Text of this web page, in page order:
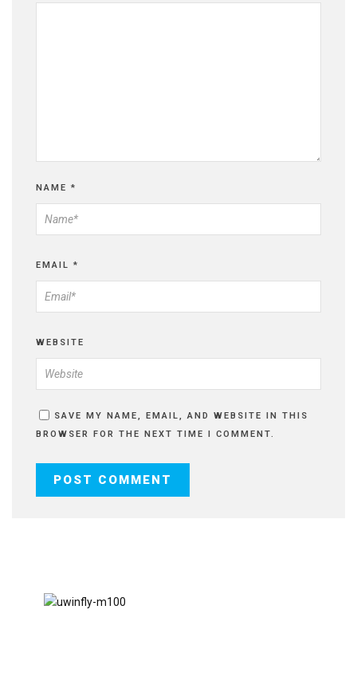
NAME *
EMAIL *
WEBSITE
SAVE MY NAME, EMAIL, AND WEBSITE IN THIS
BROWSER FOR THE NEXT TIME I COMMENT.